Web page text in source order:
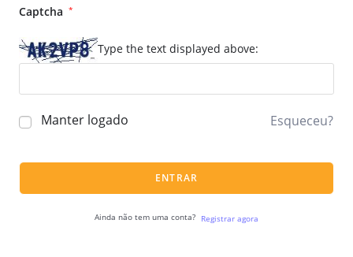
Captcha *
Type the text displayed above:
Manter logado Esqueceu?
ENTRAR
Ainda não tem uma conta? Registrar agora